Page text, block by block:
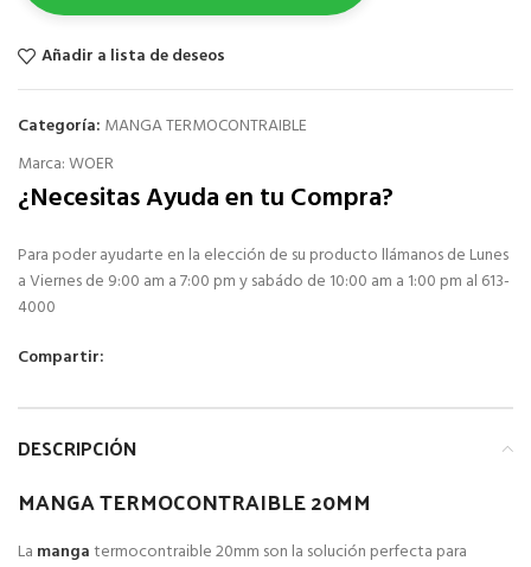
Añadir a lista de deseos
Categoría: MANGA TERMOCONTRAIBLE
Marca:WOER
¿Necesitas Ayuda en tu Compra?
Para poder ayudarte en la elección de su producto llámanos de Lunes
a Viernes de 9:00 am a 7:00 pm y sabádo de 10:00 am a 1:00 pm al 613-
4000
Compartir:
DESCRIPCIÓN
MANGA TERMOCONTRAIBLE 20MM
La mangatermocontraible 20mm son la solución perfecta para